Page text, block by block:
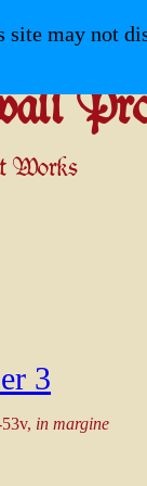
may not
Works
3
in margine